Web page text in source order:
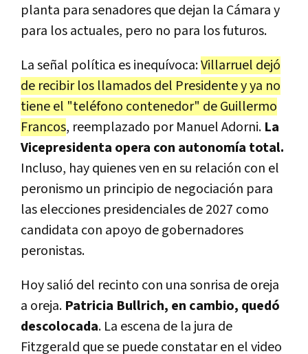
planta para senadores que dejan la Cámara y
para los actuales, pero no para los futuros.
La señal política es inequívoca:Villarruel dejó
de recibir los llamados del Presidente y ya no
tiene el "teléfono contenedor" de Guillermo
Francos, reemplazado por Manuel Adorni. La
Vicepresidenta opera con autonomía total.
Incluso, hay quienes ven en su relación con el
peronismo un principio de negociación para
las elecciones presidenciales de 2027 como
candidata con apoyo de gobernadores
peronistas.
Hoy salió del recinto con una sonrisa de oreja
a oreja. Patricia Bullrich, en cambio, quedó
descolocada. La escena de la jura de
Fitzgerald que se puede constatar en el video